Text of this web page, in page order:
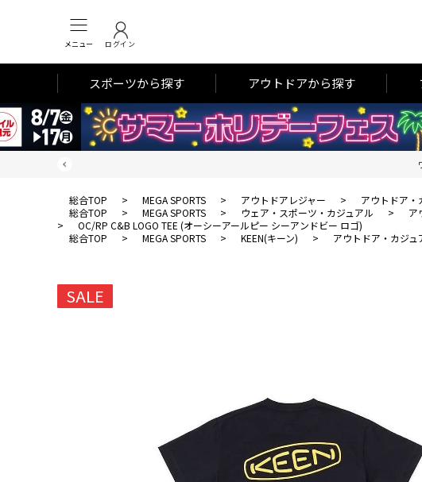
メニュー ログイン
スポーツから探す アウトドアから探す
総合TOP > MEGA SPORTS > アウトドアレジャー > アウトドア・
総合TOP
> MEGA SPORTS > ウェア・スポーツ・カジュアル > ア
>
OC/RP C&B LOGO TEE (オーシーアールピー シーアンドビー ロゴ)
総合TOP
> MEGA SPORTS > KEEN(キーン) > アウトドア・カジュ
SALE